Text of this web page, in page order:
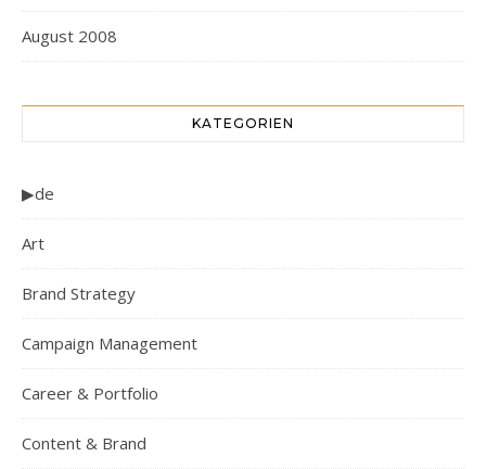
August 2008
KATEGORIEN
▶de
Art
Brand Strategy
Campaign Management
Career & Portfolio
Content & Brand